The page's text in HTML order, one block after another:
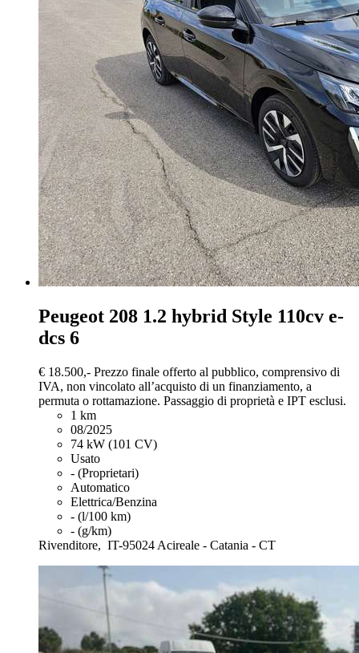
Peugeot 208 1.2 hybrid Style 110cv e-
dcs 6
€ 18.500,- Prezzo finale offerto al pubblico, comprensivo di
IVA, non vincolato all’acquisto di un finanziamento, a
permuta o rottamazione. Passaggio di proprietà e IPT esclusi.
1 km
08/2025
74 kW (101 CV)
Usato
- (Proprietari)
Automatico
Elettrica/Benzina
- (l/100 km)
- (g/km)
Rivenditore, IT-95024 Acireale - Catania - CT